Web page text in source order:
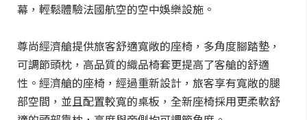
幕，輕鬆體驗法國航空的空中娛樂設施。
尊尚經濟艙提供旅客舒適寬敞的座椅，多角度腳踏墊，
可調節頭枕，高品質的織品椅套更提高了客艙的舒適
性。經濟艙的座椅，經過重新設計，旅客享有寬敞的腿
部空間，並且配置較寬的桌板，全新座椅採用更柔軟舒